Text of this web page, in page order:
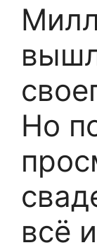
Но
всё